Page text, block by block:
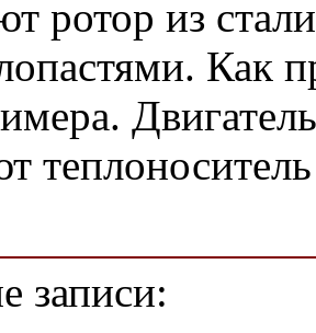
ротор из
Как
записи: